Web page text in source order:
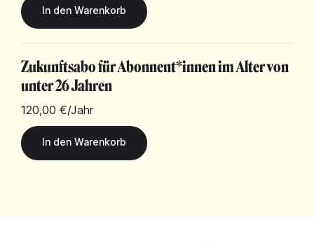
Zukunftsabo für Abonnent*innen im Alter von
unter 26 Jahren
120,00 €/Jahr